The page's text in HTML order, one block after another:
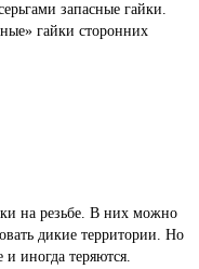
запасные гайки.
гайки сторонних
на резьбе. В них можно
дикие территории. Но
иногда теряются.